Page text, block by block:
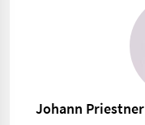
Johann Priestner